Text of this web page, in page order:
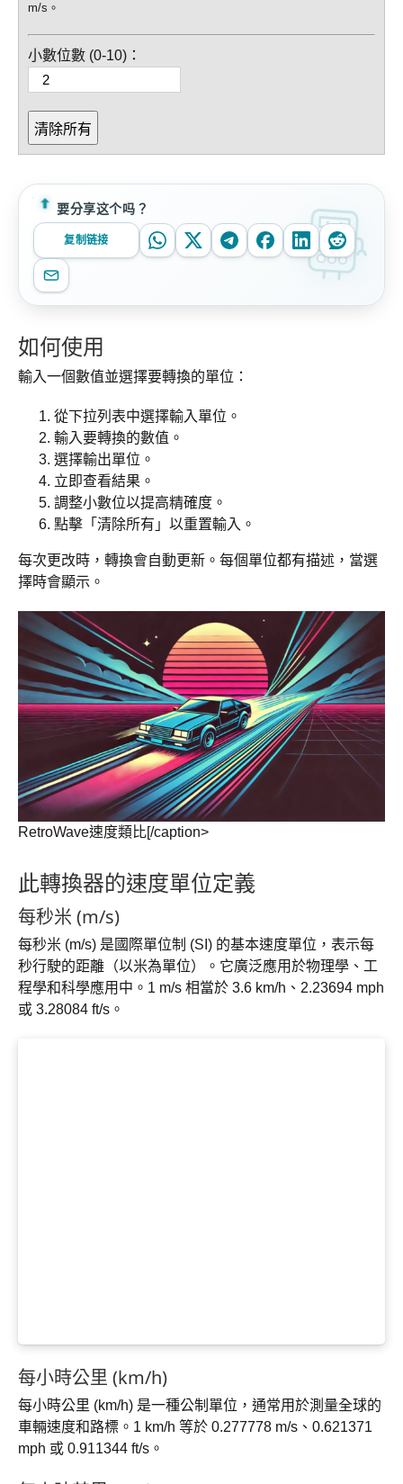
m/s。
小數位數 (0-10)：
清除所有
要分享这个吗？
复制链接
如何使用
輸入一個數值並選擇要轉換的單位：
從下拉列表中選擇輸入單位。
輸入要轉換的數值。
選擇輸出單位。
立即查看結果。
調整小數位以提高精確度。
點擊「清除所有」以重置輸入。
每次更改時，轉換會自動更新。每個單位都有描述，當選
擇時會顯示。
RetroWave速度類比[/caption>
此轉換器的速度單位定義
每秒米 (m/s)
每秒米 (m/s) 是國際單位制 (SI) 的基本速度單位，表示每
秒行駛的距離（以米為單位）。它廣泛應用於物理學、工
程學和科學應用中。1 m/s 相當於 3.6 km/h、2.23694 mph
或 3.28084 ft/s。
每小時公里 (km/h)
每小時公里 (km/h) 是一種公制單位，通常用於測量全球的
車輛速度和路標。1 km/h 等於 0.277778 m/s、0.621371
mph 或 0.911344 ft/s。